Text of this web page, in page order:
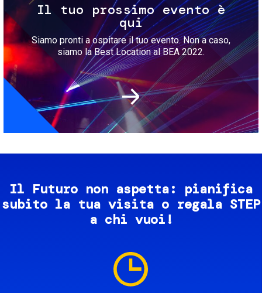
Il tuo prossimo evento è
qui
Siamo pronti a ospitare il tuo evento. Non a caso,
siamo la Best Location al BEA 2022.
Il Futuro non aspetta: pianifica
subito la tua visita o regala STEP
a chi vuoi!